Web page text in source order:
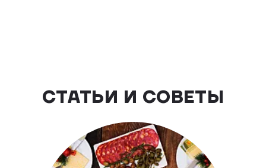
СТАТЬИ И СОВЕТЫ